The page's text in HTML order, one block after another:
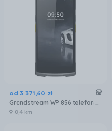
od 3 371,60 zł
Grandstream WP 856 telefon Smartphone WIFI,Android 13 - Data Collector
0,4 km